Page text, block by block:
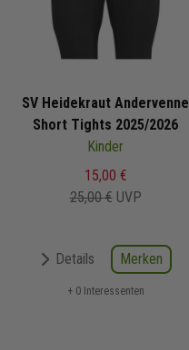
SV Heidekraut Andervenne
Short Tights 2025/2026
Kinder
15,00 €
25,00 € UVP
Details Merken
+ 0 Interessenten